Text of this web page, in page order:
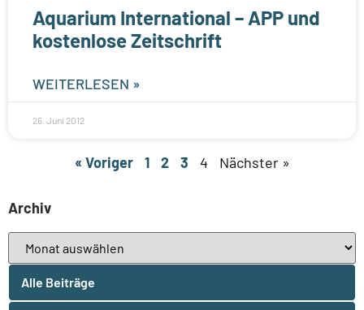
Aquarium International – APP und
kostenlose Zeitschrift
WEITERLESEN »
26. Juni 2012
« Voriger 1 2 3 4 Nächster »
Archiv
Alle Beiträge